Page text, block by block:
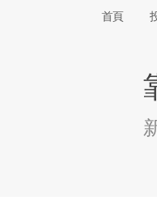
首頁